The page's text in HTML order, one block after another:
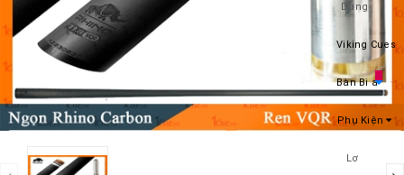
Dụng
Viking Cues
Bàn Bi a
Phụ Kiện
Lơ